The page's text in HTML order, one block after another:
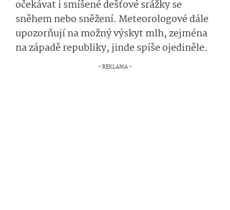
očekávat i smíšené dešťové srážky se
sněhem nebo sněžení. Meteorologové dále
upozorňují na možný výskyt mlh, zejména
na západě republiky, jinde spíše ojediněle.